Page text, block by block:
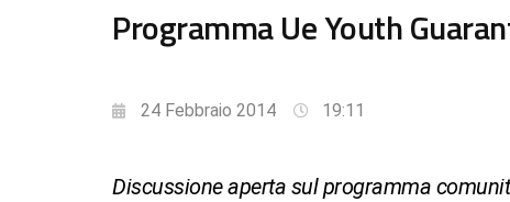
Programma Ue Youth
24 Febbraio 2014 19:11
Discussione aperta sul programma